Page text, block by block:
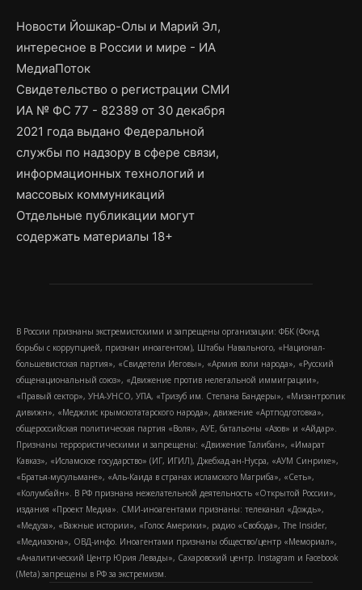
Новости Йошкар-Олы и Марий Эл,
интересное в России и мире - ИА
МедиаПоток
Свидетельство о регистрации СМИ
ИА № ФС 77 - 82389 от 30 декабря
2021 года выдано Федеральной
службы по надзору в сфере связи,
информационных технологий и
массовых коммуникаций
Отдельные публикации могут
содержать материалы 18+
В России признаны экстремистскими и запрещены организации: ФБК (Фонд
борьбы с коррупцией, признан иноагентом), Штабы Навального, «Национал-
большевистская партия», «Свидетели Иеговы», «Армия воли народа», «Русский
общенациональный союз», «Движение против нелегальной иммиграции»,
«Правый сектор», УНА-УНСО, УПА, «Тризуб им. Степана Бандеры», «Мизантропик
дивижн», «Меджлис крымскотатарского народа», движение «Артподготовка»,
общероссийская политическая партия «Воля», АУЕ, батальоны «Азов» и «Айдар».
Признаны террористическими и запрещены: «Движение Талибан», «Имарат
Кавказ», «Исламское государство» (ИГ, ИГИЛ), Джебхад-ан-Нусра, «АУМ Синрике»,
«Братья-мусульмане», «Аль-Каида в странах исламского Магриба», «Сеть»,
«Колумбайн». В РФ признана нежелательной деятельность «Открытой России»,
издания «Проект Медиа». СМИ-иноагентами признаны: телеканал «Дождь»,
«Медуза», «Важные истории», «Голос Америки», радио «Свобода», The Insider,
«Медиазона», ОВД-инфо. Иноагентами признаны общество/центр «Мемориал»,
«Аналитический Центр Юрия Левады», Сахаровский центр. Instagram и Facebook
(Metа) запрещены в РФ за экстремизм.